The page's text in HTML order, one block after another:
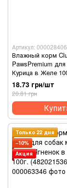
Артикул: 000028406
Влажный корм
PawsPremium
Курица в Желе
(4820083908897)
18.73 грн/шт
20.81 грн
Только 22 дня
−10%
Акция